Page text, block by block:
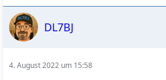
DL7BJ
4. August 2022 um 15:58